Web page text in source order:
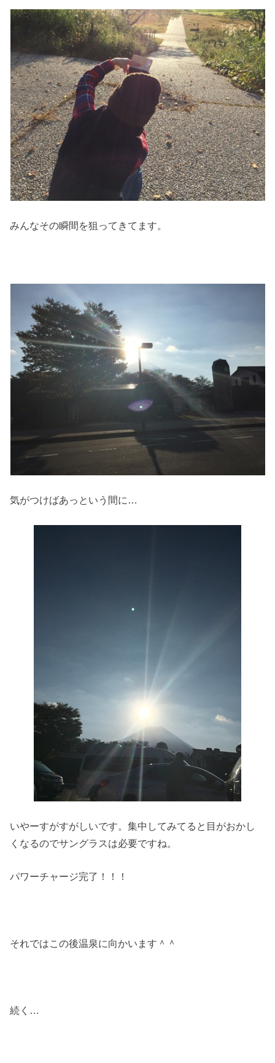
みんなその瞬間を狙ってきてます。
気がつけばあっという間に…
いやーすがすがしいです。集中してみてると目がおかし
くなるのでサングラスは必要ですね。
パワーチャージ完了！！！
それではこの後温泉に向かいます＾＾
続く…